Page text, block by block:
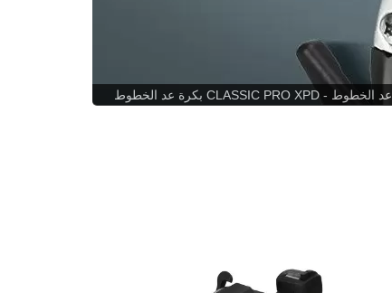
بكرة عد الخطوط CLASSIC PRO XPD - بكرة عد الخطوط Okuma Classic Pro XPD - نظام عد الخطوط في منطقة الضربة يتضمن عداداً ميكانيكياً - يقيس بدقة الخط بناءً على دوران البكرة -